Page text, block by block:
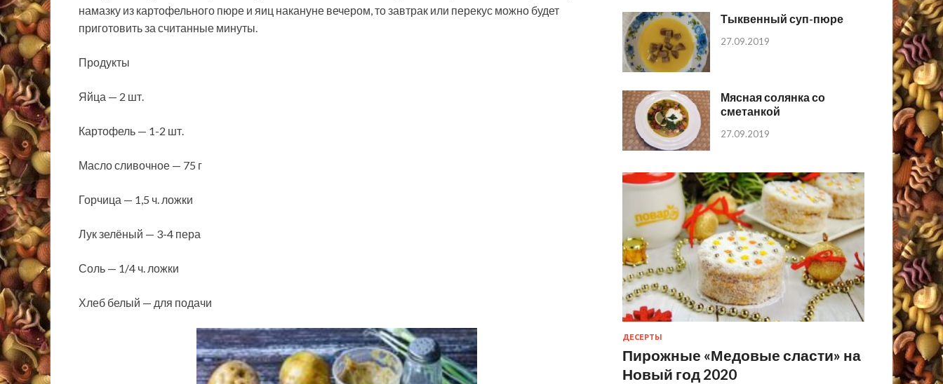
намазку из картофельного пюре и яиц накануне вечером, то завтрак или перекус можно будет
приготовить за считанные минуты.
Продукты
Яйца — 2 шт.
Картофель — 1-2 шт.
Масло сливочное — 75 г
Горчица — 1,5 ч. ложки
Лук зелёный — 3-4 пера
Соль — 1/4 ч. ложки
Хлеб белый — для подачи
Тыквенный суп-пюре
27.09.2019
Мясная солянка со
сметанкой
27.09.2019
ДЕСЕРТЫ
Пирожные «Медовые сласти» на
Новый год 2020